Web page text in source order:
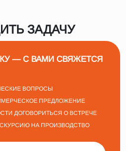
ЗАДАЧУ
— С ВАМИ СВЯЖЕТСЯ
ВОПРОСЫ
ПРЕДЛОЖЕНИЕ
ДОГОВОРИТЬСЯ О ВСТРЕЧЕ
НА ПРОИЗВОДСТВО